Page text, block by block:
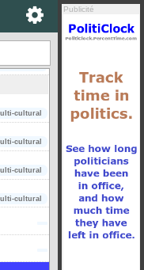
Publicité
multicultural
- classical
cultural
cultural
cultural
cultural